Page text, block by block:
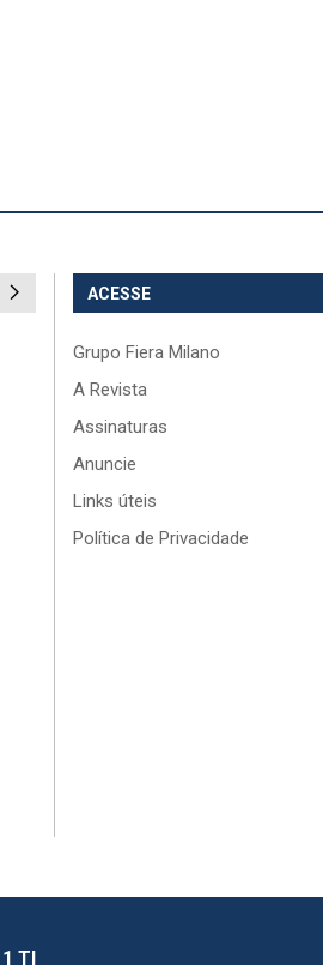
ACESSE
Grupo Fiera Milano
A Revista
Assinaturas
Anuncie
Links úteis
Política de Privacidade
TI